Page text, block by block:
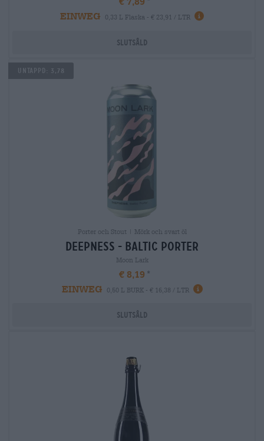
EINWEG
0,33 L Flaska - € 23,91 / LTR
Slutsåld
Untappd: 3,78
Porter och Stout | Mörk och svart öl
deepness - baltic porter
Moon Lark
€ 8,19
EINWEG
0,50 L BURK - € 16,38 / LTR
Slutsåld